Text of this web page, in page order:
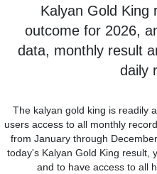
Kalyan Gold King
outcome for 2026,
data, monthly result
daily
The kalyan gold king is readily
users access to all monthly
from January through
today's Kalyan Gold King result,
and to have access to all